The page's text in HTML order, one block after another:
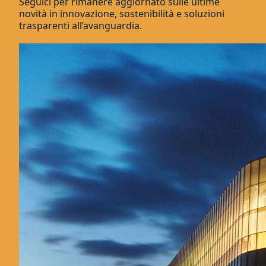
novità in innovazione, sostenibilità e soluzioni
trasparenti all’avanguardia.